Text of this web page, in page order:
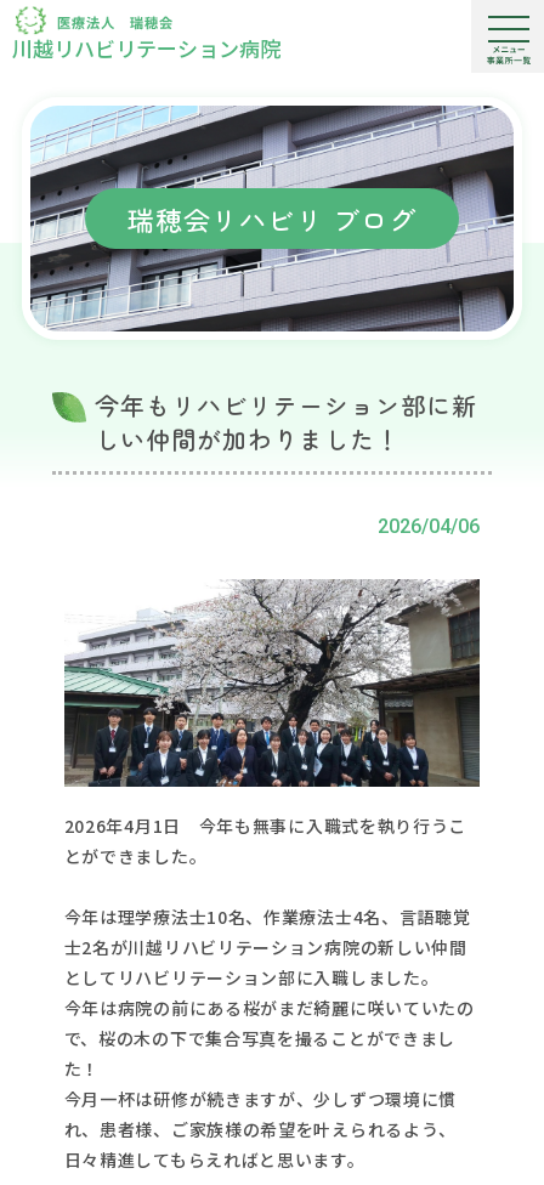
瑞穂会リハビリ ブログ
今年もリハビリテーション部に新
しい仲間が加わりました！
2026/04/06
2026年4月1日 今年も無事に入職式を執り行うこ
とができました。
今年は理学療法士10名、作業療法士4名、言語聴覚
士2名が川越リハビリテーション病院の新しい仲間
としてリハビリテーション部に入職しました。
今年は病院の前にある桜がまだ綺麗に咲いていたの
で、桜の木の下で集合写真を撮ることができまし
た！
今月一杯は研修が続きますが、少しずつ環境に慣
れ、患者様、ご家族様の希望を叶えられるよう、
日々精進してもらえればと思います。
川越リハビリテーション病院